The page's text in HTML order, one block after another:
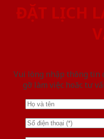
ĐẶT LỊCH
Vui lòng nhập thông tin
gỡ làm việc hoăc tư